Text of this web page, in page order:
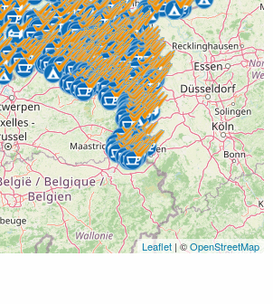
Leaflet | ©OpenStreetMap